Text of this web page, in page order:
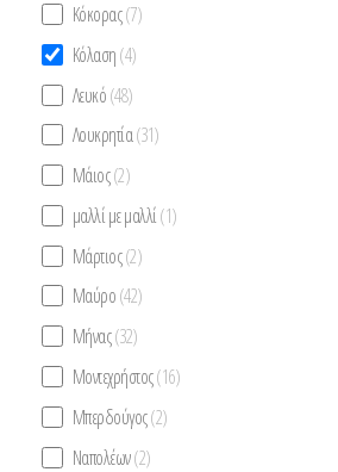
Κόκορας(7)
Κόλαση(4)
Λευκό(48)
Λουκρητία(31)
Μάιος(2)
μαλλί με μαλλί(1)
Μάρτιος(2)
Μαύρο(42)
Μήνας(32)
Μοντεχρήστος(16)
Μπερδούγος(2)
Ναπολέων(2)